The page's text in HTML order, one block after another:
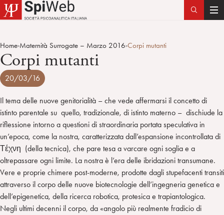
T
v
g
i
o
Home>Maternità Surrogate – Marzo 2016>Corpi mutanti
Corpi mutanti
20/03/16
Il tema delle nuove genitorialità – che vede affermarsi il concetto di
istinto parentale su quello, tradizionale, di istinto materno – dischiude la
riflessione intorno a questioni di straordinaria portata speculativa in
un’epoca, come la nostra, caratterizzata dall’espansione incontrollata di
Τέχνη (della tecnica), che pare tesa a varcare ogni soglia e a
oltrepassare ogni limite. La nostra è l’era delle ibridazioni transumane.
Vere e proprie chimere post-moderne, prodotte dagli stupefacenti transiti
attraverso il corpo delle nuove biotecnologie dell’ingegneria genetica e
dell’epigenetica, della ricerca robotica, protesica e trapiantologica.
Negli ultimi decenni il corpo, da «angolo più realmente fradicio di